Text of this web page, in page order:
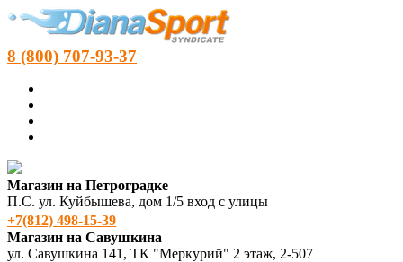
8 (800) 707-93-37
Магазин на Петроградке
П.С. ул. Куйбышева, дом 1/5 вход с улицы
+7(812) 498‑15-39
Магазин на Савушкина
ул. Савушкина 141, ТК "Меркурий" 2 этаж, 2-507